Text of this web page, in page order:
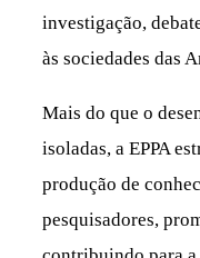
investigação,
às sociedades das
Mais do que o
isoladas, a EPPA
produção de
pesquisadores,